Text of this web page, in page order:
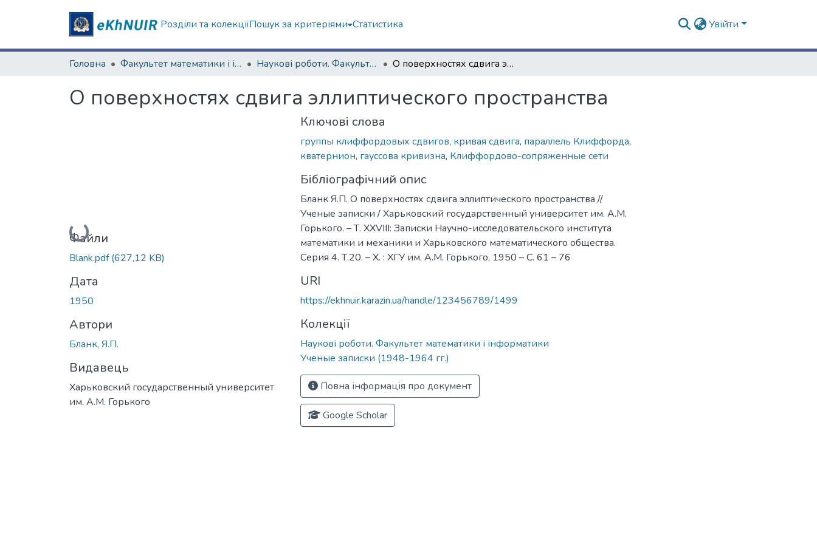
Розділи та колекціїПошук за критеріями Статистика Увійти
Головна Факультет математики і інформатики Наукові роботи. Факультет математики і інформатики О поверхностях сдвига эллиптического пространства
О поверхностях сдвига эллиптического пространства
Вантажиться...
Файли
Blank.pdf(627,12 KB)
Дата
1950
Автори
Бланк, Я.П.
Видавець
Харьковский государственный университет
им. А.М. Горького
Ключові слова
группы клиффордовых сдвигов, кривая сдвига, параллель Клиффорда,
кватернион, гауссова кривизна, Клиффордово-сопряженные сети
Бібліографічний опис
Бланк Я.П. О поверхностях сдвига эллиптического пространства //
Ученые записки / Харьковский государственный университет им. А.М.
Горького. – Т. ХХVІІІ: Записки Научно-исследовательского института
математики и механики и Харьковского математического общества.
Серия 4. Т.20. – Х. : ХГУ им. А.М. Горького, 1950 – С. 61 – 76
URI
https://ekhnuir.karazin.ua/handle/123456789/1499
Колекції
Наукові роботи. Факультет математики і інформатики
Ученые записки (1948-1964 гг.)
Повна інформація про документ
Google Scholar